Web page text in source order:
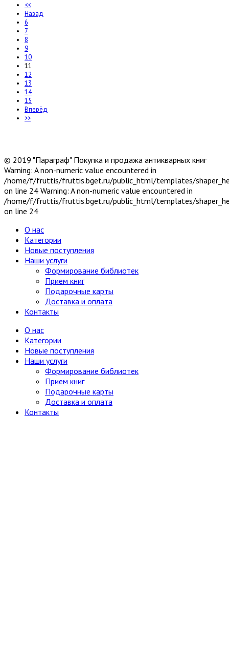
<<
Назад
6
7
8
9
10
11
12
13
14
15
Вперёд
>>
© 2019 "Параграф" Покупка и продажа антикварных книг
Warning: A non-numeric value encountered in
/home/f/fruttis/fruttis.bget.ru/public_html/templates/
on line 24 Warning: A non-numeric value encountered in
/home/f/fruttis/fruttis.bget.ru/public_html/templates/
on line 24
О нас
Категории
Новые поступления
Наши услуги
Формирование библиотек
Прием книг
Подарочные карты
Доставка и оплата
Контакты
О нас
Категории
Новые поступления
Наши услуги
Формирование библиотек
Прием книг
Подарочные карты
Доставка и оплата
Контакты